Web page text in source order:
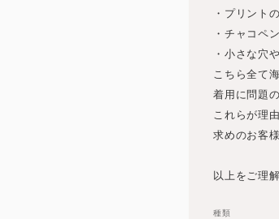
・プリント
・チャコペ
・小さな穴
こちら全て
着用に問題
これらが理
求めのお客
以上をご理
種類